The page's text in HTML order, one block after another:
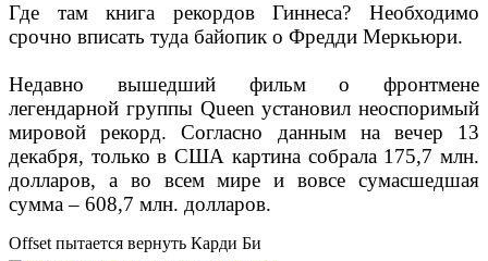
Где там книга рекордов Гиннеса? Необходимо
срочно вписать туда байопик о Фредди Меркьюри.
Недавно вышедший фильм о фронтмене
легендарной группы Queen установил неоспоримый
мировой рекорд. Согласно данным на вечер 13
декабря, только в США картина собрала 175,7 млн.
долларов, а во всем мире и вовсе сумасшедшая
сумма – 608,7 млн. долларов.
Offset пытается вернуть Карди Би